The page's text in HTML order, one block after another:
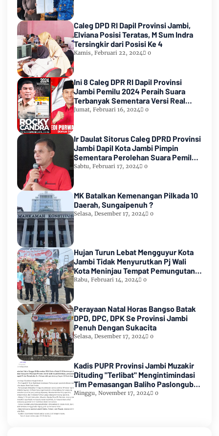
Caleg DPD RI Dapil Provinsi Jambi,
Elviana Posisi Teratas, M Sum Indra
Tersingkir dari Posisi Ke 4
Kamis, Februari 22, 2024 0
Ini 8 Caleg DPR RI Dapil Provinsi
Jambi Pemilu 2024 Peraih Suara
Terbanyak Sementara Versi Real
Count KPU RI
Jumat, Februari 16, 2024 0
Ir Daulat Sitorus Caleg DPRD Provinsi
Jambi Dapil Kota Jambi Pimpin
Sementara Perolehan Suara Pemilu
2024
Sabtu, Februari 17, 2024 0
MK Batalkan Kemenangan Pilkada 10
Daerah, Sungaipenuh ?
Selasa, Desember 17, 2024 0
Hujan Turun Lebat Mengguyur Kota
Jambi Tidak Menyurutkan Pj Wali
Kota Meninjau Tempat Pemungutan
Suara Pemilu 2024
Rabu, Februari 14, 2024 0
Perayaan Natal Horas Bangso Batak
DPD, DPC, DPK Se Provinsi Jambi
Penuh Dengan Sukacita
Selasa, Desember 17, 2024 0
Kadis PUPR Provinsi Jambi Muzakir
Dituding "Terlibat" Mengintimindasi
Tim Pemasangan Baliho Paslongub
Romi-Sudirman
Minggu, November 17, 2024 0